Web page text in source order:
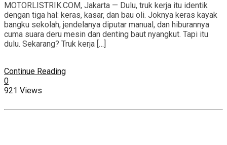
MOTORLISTRIK.COM, Jakarta — Dulu, truk kerja itu identik
dengan tiga hal: keras, kasar, dan bau oli. Joknya keras kayak
bangku sekolah, jendelanya diputar manual, dan hiburannya
cuma suara deru mesin dan denting baut nyangkut. Tapi itu
dulu. Sekarang? Truk kerja […]
Continue Reading
0
921 Views